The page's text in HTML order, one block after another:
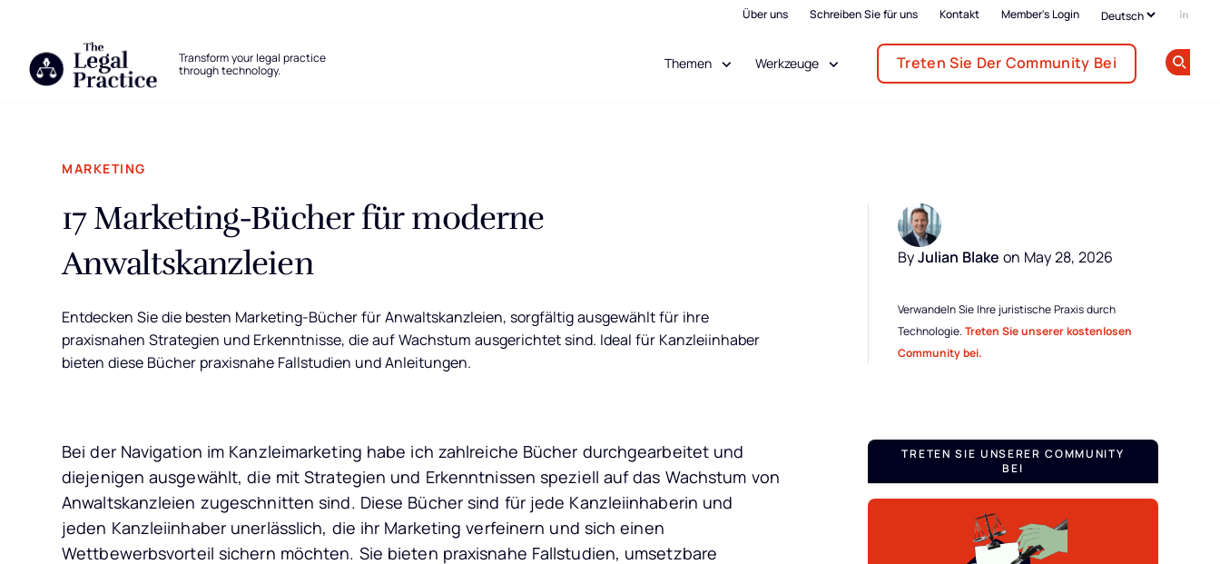
Über uns Schreiben Sie für uns Kontakt Member's Login
Add
Transform your legal practice
through technology.
Themen Werkzeuge Treten Sie Der Community Bei
MARKETING
17 Marketing-Bücher für moderne
Anwaltskanzleien
By Julian Blake on May 28, 2026
Verwandeln Sie Ihre juristische Praxis durch
Technologie. Treten Sie unserer kostenlosen
Community bei.
Entdecken Sie die besten Marketing-Bücher für Anwaltskanzleien, sorgfältig ausgewählt für ihre
praxisnahen Strategien und Erkenntnisse, die auf Wachstum ausgerichtet sind. Ideal für Kanzleiinhaber
bieten diese Bücher praxisnahe Fallstudien und Anleitungen.
Bei der Navigation im Kanzleimarketing habe ich zahlreiche Bücher durchgearbeitet und
diejenigen ausgewählt, die mit Strategien und Erkenntnissen speziell auf das Wachstum von
Anwaltskanzleien zugeschnitten sind. Diese Bücher sind für jede Kanzleiinhaberin und
jeden Kanzleiinhaber unerlässlich, die ihr Marketing verfeinern und sich einen
Wettbewerbsvorteil sichern möchten. Sie bieten praxisnahe Fallstudien, umsetzbare
TRETEN SIE UNSERER COMMUNITY
BEI